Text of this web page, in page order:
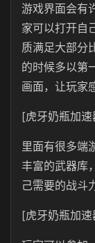
游戏界面会有
家可以打开自
质满足大部分
的时候多以第
画面，让玩家
[虎牙奶瓶加速
里面有很多端
丰富的武器库
己需要的战斗
[虎牙奶瓶加速